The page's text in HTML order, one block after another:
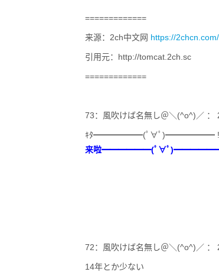
=============
来源：2ch中文网 https://
引用元：http://tomcat.2ch.sc
=============
73：風吹けば名無し＠＼(^o^)／
ｷﾀ━━━━━━(ﾟ∀ﾟ)━━━━━━
来啦━━━━━━(ﾟ∀ﾟ
72：風吹けば名無し＠＼(^o^)／
14年とか少ない